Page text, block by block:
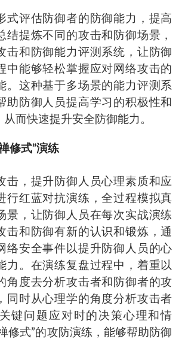
式评估防御者的防御能力，提高
结提炼不同的攻击和防御场景，
击和防御能力评测系统，让防御
中能够轻松掌握应对网络攻击的
。这种基于多场景的能力评测系
助防御人员提高学习的积极性和
而快速提升安全防御能力。
修式”演练
击，提升防御人员心理素质和应
行红蓝对抗演练，全过程模拟真
景，让防御人员在每次实战演练
击和防御有新的认识和锻炼，通
络安全事件以提升防御人员的心
力。在演练复盘过程中，着重以
角度去分析攻击者和防御者的攻
同时从心理学的角度分析攻击者
键问题应对时的决策心理和情
修式”的攻防演练，能够帮助防御